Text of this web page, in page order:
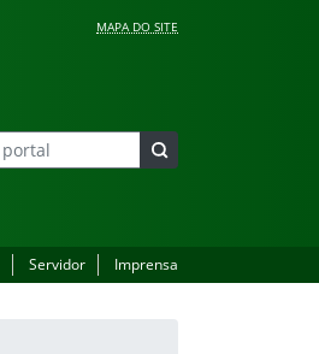
MAPA DO SITE
Servidor Imprensa